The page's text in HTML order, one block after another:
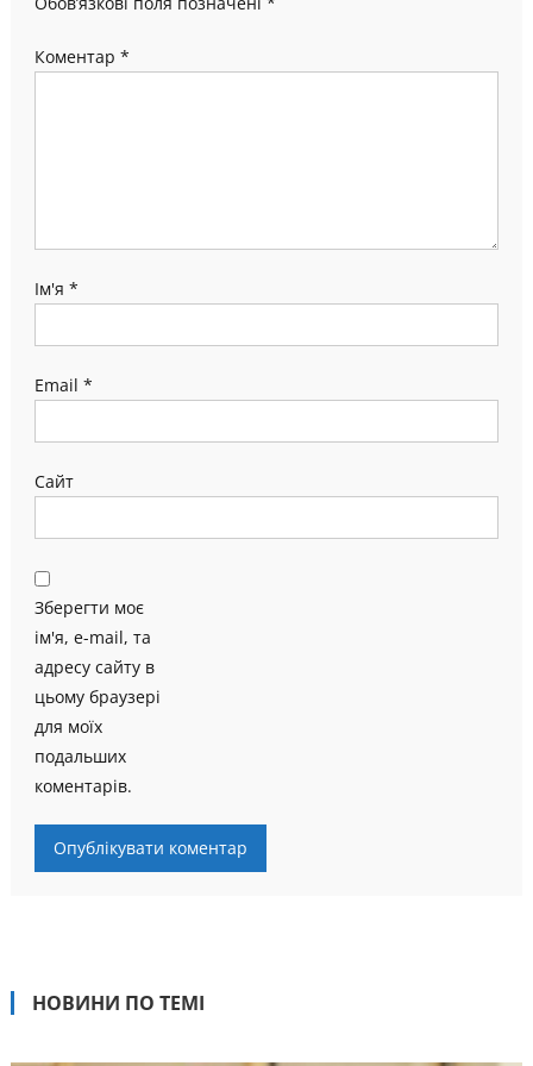
Коментар *
Ім'я *
Email *
Сайт
Зберегти моє
ім'я, e-mail, та
адресу сайту в
цьому браузері
для моїх
подальших
коментарів.
НОВИНИ ПО ТЕМІ